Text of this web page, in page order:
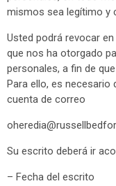
mismos sea legítimo y
Usted podrá revocar
que nos ha otorgado
personales, a fin de
Para ello, es necesario
cuenta de correo
Su escrito deberá ir
– Fecha del escrito